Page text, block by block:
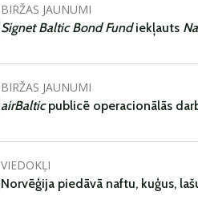
BIRŽAS JAUNUMI
Signet Baltic Bond Fundiekļauts
BIRŽAS JAUNUMI
airBalticpublicē operacionālās
VIEDOKĻI
Norvēģija piedāvā naftu, kuģus,